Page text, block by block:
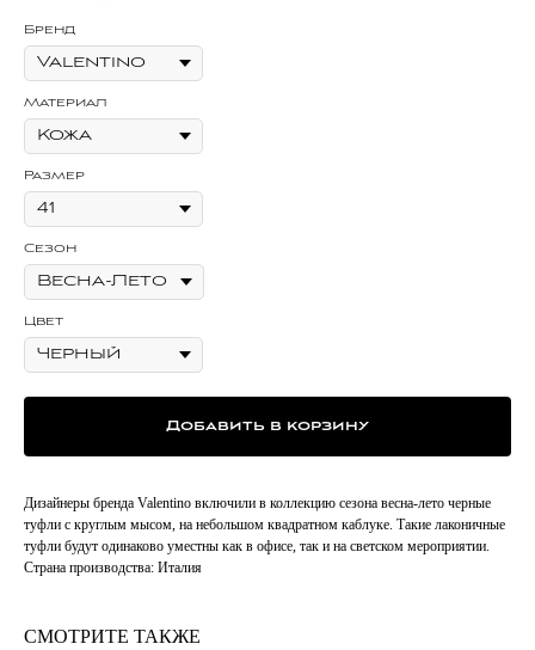
Бренд
Материал
Размер
Сезон
Цвет
Добавить в корзину
Дизайнеры бренда Valentino включили в коллекцию сезона весна-лето черные
туфли с круглым мысом, на небольшом квадратном каблуке. Такие лаконичные
туфли будут одинаково уместны как в офисе, так и на светском мероприятии.
Страна производства: Италия
СМОТРИТЕ ТАКЖЕ